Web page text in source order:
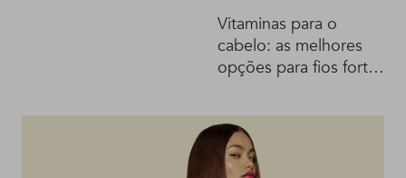
Vitaminas para o
cabelo: as melhores
opções para fios fortes